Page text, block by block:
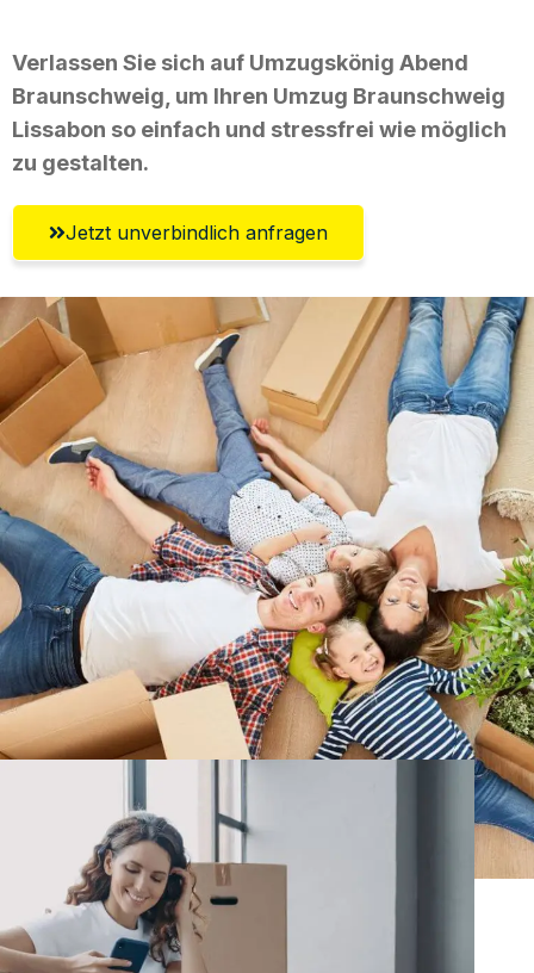
Verlassen Sie sich auf Umzugskönig Abend
Braunschweig, um Ihren Umzug Braunschweig
Lissabon so einfach und stressfrei wie möglich
zu gestalten.
Jetzt unverbindlich anfragen